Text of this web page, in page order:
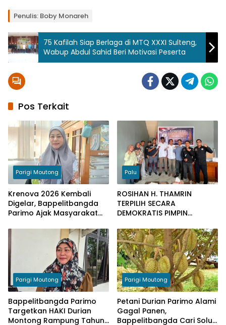
Penulis: Boby Monareh
75 Kafilah Siap Berlaga di MTQ XXXI Sulteng,
Wabup Abdul Sahid Beri Motivasi Peserta
Pos Terkait
Parigi Moutong
Krenova 2026 Kembali
Digelar, Bappelitbangda
Parimo Ajak Masyarakat
Palu
ROSIHAN H. THAMRIN
TERPILIH SECARA
DEMOKRATIS PIMPIN
PALU
Parigi Moutong
Bappelitbangda Parimo
Targetkan HAKI Durian
Montong Rampung Tahun
Parigi Moutong
Petani Durian Parimo Alami
Gagal Panen,
Bappelitbangda Cari Solusi